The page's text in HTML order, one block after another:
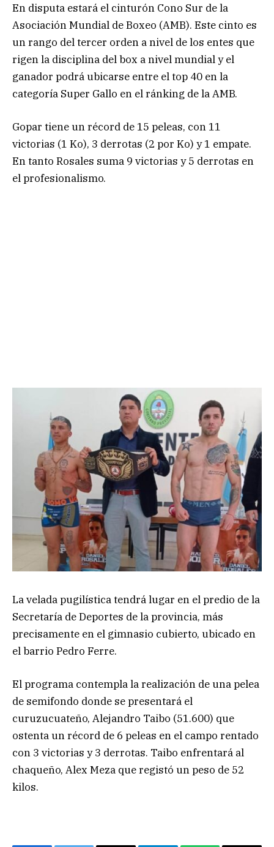
En disputa estará el cinturón Cono Sur de la
Asociación Mundial de Boxeo (AMB). Este cinto es
un rango del tercer orden a nivel de los entes que
rigen la disciplina del box a nivel mundial y el
ganador podrá ubicarse entre el top 40 en la
categoría Super Gallo en el ránking de la AMB.
Gopar tiene un récord de 15 peleas, con 11
victorias (1 Ko), 3 derrotas (2 por Ko) y 1 empate.
En tanto Rosales suma 9 victorias y 5 derrotas en
el profesionalismo.
La velada pugilística tendrá lugar en el predio de la
Secretaría de Deportes de la provincia, más
precisamente en el gimnasio cubierto, ubicado en
el barrio Pedro Ferre.
El programa contempla la realización de una pelea
de semifondo donde se presentará el
curuzucuateño, Alejandro Taibo (51.600) que
ostenta un récord de 6 peleas en el campo rentado
con 3 victorias y 3 derrotas. Taibo enfrentará al
chaqueño, Alex Meza que registó un peso de 52
kilos.